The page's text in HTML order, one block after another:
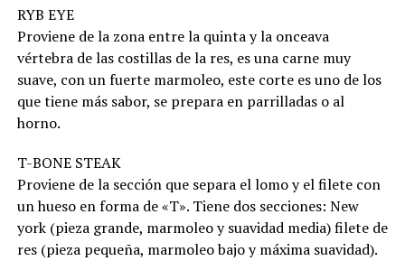
RYB EYE
Proviene de la zona entre la quinta y la onceava
vértebra de las costillas de la res, es una carne muy
suave, con un fuerte marmoleo, este corte es uno de los
que tiene más sabor, se prepara en parrilladas o al
horno.
T-BONE STEAK
Proviene de la sección que separa el lomo y el filete con
un hueso en forma de «T». Tiene dos secciones: New
york (pieza grande, marmoleo y suavidad media) filete de
res (pieza pequeña, marmoleo bajo y máxima suavidad).